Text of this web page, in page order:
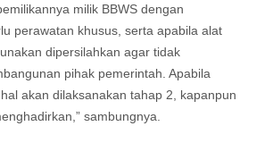
milik BBWS dengan
perawatan khusus, serta apabila alat
dipersilahkan agar tidak
pihak pemerintah. Apabila
akan dilaksanakan tahap 2, kapanpun
sambungnya.